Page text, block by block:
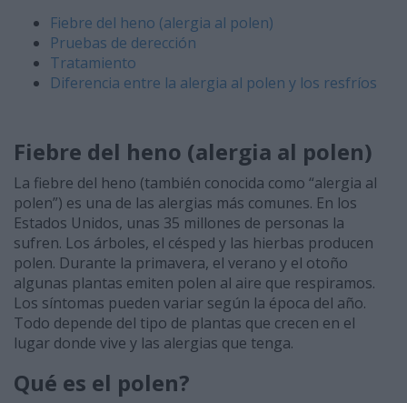
Fiebre del heno (alergia al polen)
Pruebas de derección
Tratamiento
Diferencia entre la alergia al polen y los resfríos
Fiebre del heno (alergia al polen)
La fiebre del heno (también conocida como “alergia al
polen”) es una de las alergias más comunes. En los
Estados Unidos, unas 35 millones de personas la
sufren. Los árboles, el césped y las hierbas producen
polen. Durante la primavera, el verano y el otoño
algunas plantas emiten polen al aire que respiramos.
Los síntomas pueden variar según la época del año.
Todo depende del tipo de plantas que crecen en el
lugar donde vive y las alergias que tenga.
Qué es el polen?